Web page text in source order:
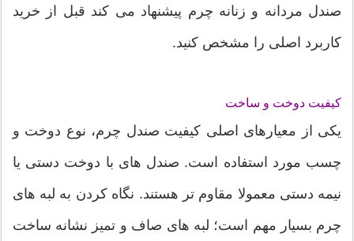
صندل مردانه و زنانه چرم پیشنهاد می کند قبل از خرید
کاربرد اصلی را مشخص کنید.
کیفیت دوخت و ساخت
یکی از معیارهای اصلی کیفیت صندل چرم، نوع دوخت و
چسب مورد استفاده است. صندل های با دوخت دستی یا
نیمه دستی معمولا مقاوم تر هستند. نگاه کردن به لبه های
چرم بسیار مهم است؛ لبه های صاف و تمیز نشانه ساخت